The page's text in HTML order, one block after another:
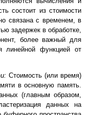
состоит из стоимости
связана с временем, в
задержек в обработке,
более важный для
линейной функцией от
Стоимость (или время)
в основную память.
(главным образом,
данных на